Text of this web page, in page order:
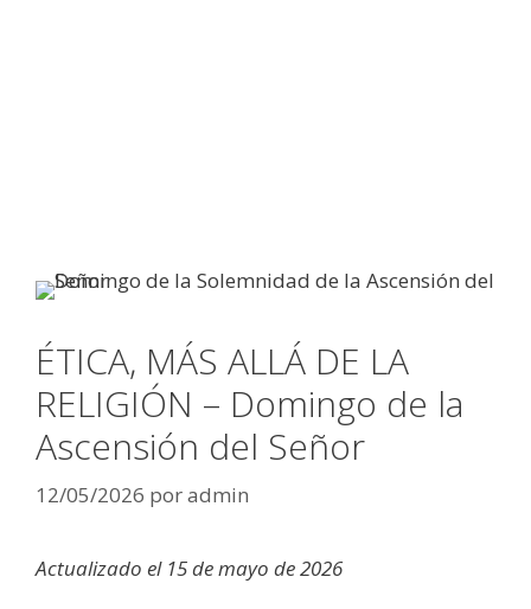
ÉTICA, MÁS ALLÁ DE LA
RELIGIÓN – Domingo de la
Ascensión del Señor
12/05/2026 poradmin
Actualizado el 15 de mayo de 2026